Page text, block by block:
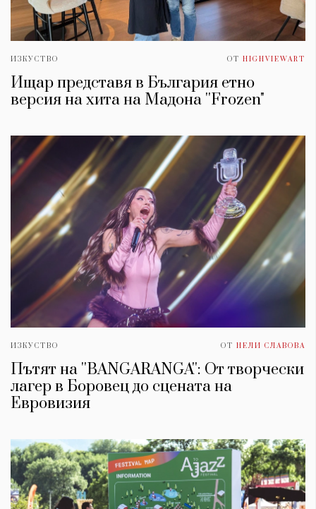
ИЗКУСТВО ОТ HIGHVIEWART
Ищар представя в България етно
версия на хита на Мадона ''Frozen"
ИЗКУСТВО ОТ НЕЛИ СЛАВОВА
Пътят на ''BANGARANGA'': От творчески
лагер в Боровец до сцената на
Евровизия